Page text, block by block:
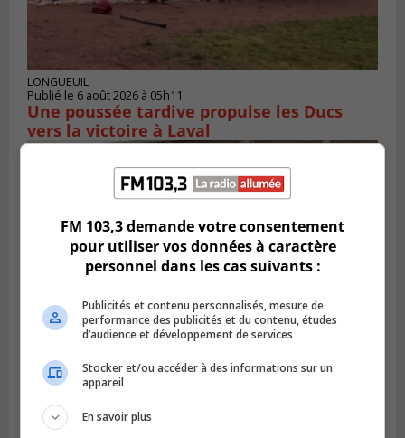
LONGUEUIL
Publié le 6 août 2026 à 05h11
Une poussée tardive propulse les Ducs
vers la victoire à Laval
LA PRAIRIE
Publié le 5 août 2026 à 11h59
La Prairie loue des espaces de glace
jusqu’en avril 2027
FM 103,3 demande votre consentement
pour utiliser vos données à caractère
personnel dans les cas suivants :
Publicités et contenu personnalisés, mesure de
performance des publicités et du contenu, études
d’audience et développement de services
Stocker et/ou accéder à des informations sur un
appareil
En savoir plus